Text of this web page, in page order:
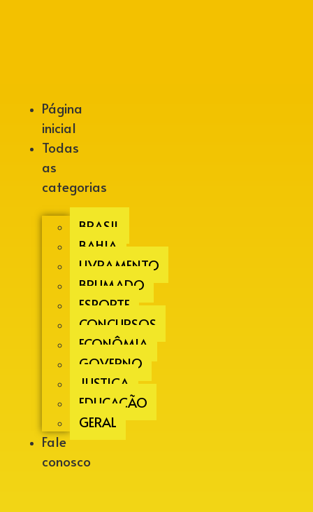
Página
inicial
Todas
as
categorias
BRASIL
BAHIA
LIVRAMENTO
BRUMADO
ESPORTE
CONCURSOS
ECONÔMIA
GOVERNO
JUSTIÇA
EDUCAÇÃO
GERAL
Fale
conosco